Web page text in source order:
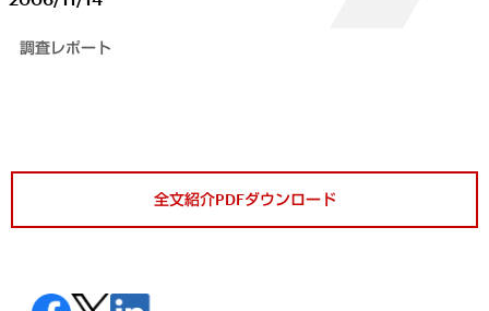
調査レポート
全文紹介PDFダウンロード